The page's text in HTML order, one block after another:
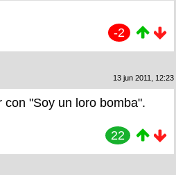
-2
13 jun 2011, 12:23
con "Soy un loro bomba".
22